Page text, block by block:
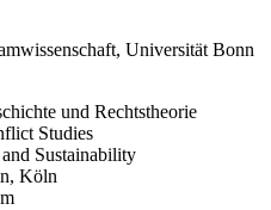
Universität Bonn
und Rechtstheorie
Studies
Sustainability
Köln